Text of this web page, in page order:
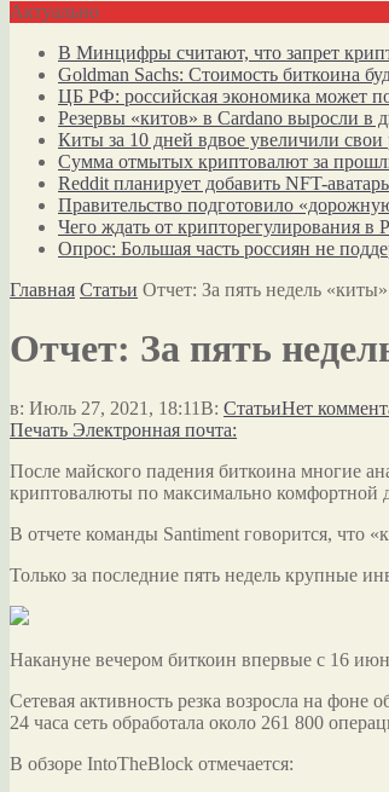
Актуально
В Минцифры считают, что запрет
Goldman Sachs: Стоимость биткоина
ЦБ РФ: российская экономика может
Резервы «китов» в Cardano выросли в
Киты за 10 дней вдвое увеличили свои
Сумма отмытых криптовалют за
Reddit планирует добавить NFT-
Правительство подготовило
Чего ждать от крипторегулирования в
Опрос: Большая часть россиян не
Главная Статьи Отчет: За пять недель
Отчет: За пять
в: Июль 27, 2021, 18:11В: СтатьиНет
Печать Электронная почта:
После майского падения биткоина многие
криптовалюты по максимально комфортной
В отчете команды Santiment говорится, что
Только за последние пять недель крупные
Накануне вечером биткоин впервые с 16
Сетевая активность резка возросла на
24 часа сеть обработала около 261 800
В обзоре IntoTheBlock отмечается: